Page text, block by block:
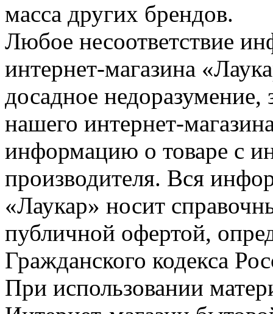
масса других брендов.
Любое несоответствие
интернет-магазина
досадное недоразумение,
нашего интернет-
информацию о товаре с
производителя. Вся
«Лаукар» носит
публичной офертой,
Гражданского кодекса
При использовании